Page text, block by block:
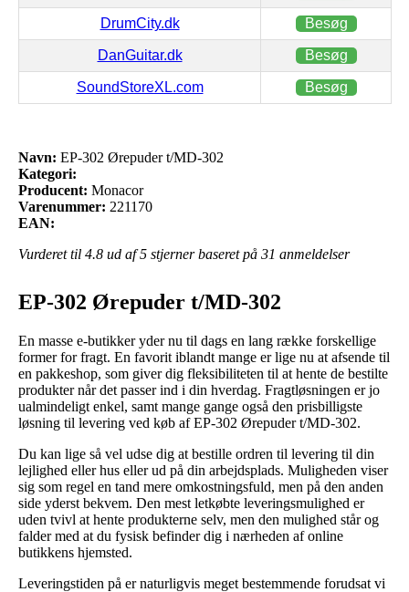
DrumCity.dk Besøg
DanGuitar.dk Besøg
SoundStoreXL.com Besøg
Navn: EP-302 Ørepuder t/MD-302
Kategori:
Producent: Monacor
Varenummer: 221170
EAN:
Vurderet til 4.8 ud af 5 stjerner baseret på 31 anmeldelser
EP-302 Ørepuder t/MD-302
En masse e-butikker yder nu til dags en lang række forskellige
former for fragt. En favorit iblandt mange er lige nu at afsende til
en pakkeshop, som giver dig fleksibiliteten til at hente de bestilte
produkter når det passer ind i din hverdag. Fragtløsningen er jo
ualmindeligt enkel, samt mange gange også den prisbilligste
løsning til levering ved køb af EP-302 Ørepuder t/MD-302.
Du kan lige så vel udse dig at bestille ordren til levering til din
lejlighed eller hus eller ud på din arbejdsplads. Muligheden viser
sig som regel en tand mere omkostningsfuld, men på den anden
side yderst bekvem. Den mest letkøbte leveringsmulighed er
uden tvivl at hente produkterne selv, men den mulighed står og
falder med at du fysisk befinder dig i nærheden af online
butikkens hjemsted.
Leveringstiden på er naturligvis meget bestemmende forudsat vi